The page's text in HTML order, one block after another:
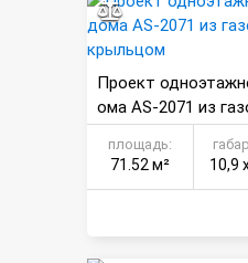
Проект
ома AS-2071 из
м
площадь:
71.52 м² 10,9